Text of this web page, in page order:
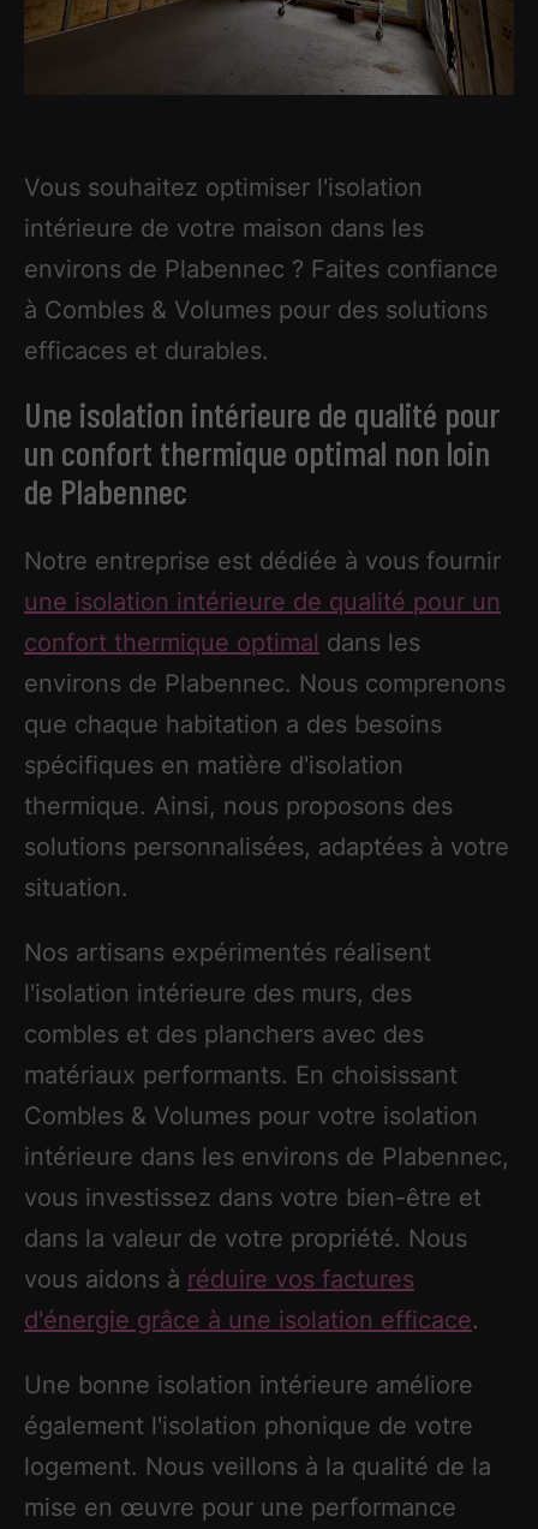
Vous souhaitez optimiser l'isolation
intérieure de votre maison dans les
environs de Plabennec ? Faites confiance
à Combles & Volumes pour des solutions
efficaces et durables.
Une isolation intérieure de qualité pour
un confort thermique optimal non loin
de Plabennec
Notre entreprise est dédiée à vous fournir
une isolation intérieure de qualité pour un
confort thermique optimal dans les
environs de Plabennec. Nous comprenons
que chaque habitation a des besoins
spécifiques en matière d'isolation
thermique. Ainsi, nous proposons des
solutions personnalisées, adaptées à votre
situation.
Nos artisans expérimentés réalisent
l'isolation intérieure des murs, des
combles et des planchers avec des
matériaux performants. En choisissant
Combles & Volumes pour votre isolation
intérieure dans les environs de Plabennec,
vous investissez dans votre bien-être et
dans la valeur de votre propriété. Nous
vous aidons à réduire vos factures
d'énergie grâce à une isolation efficace.
Une bonne isolation intérieure améliore
également l'isolation phonique de votre
logement. Nous veillons à la qualité de la
mise en œuvre pour une performance